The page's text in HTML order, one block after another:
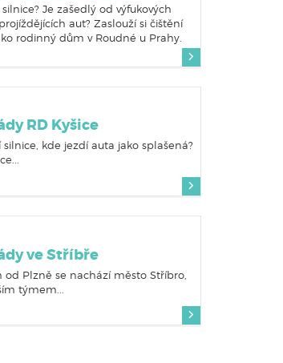
Je zašedlý od výfukových
aut? Zaslouží si čištění
rodinný dům v Roudné u Prahy.
RD Kyšice
kde jezdí auta jako splašená?
ve Stříbře
od Plzně se nachází město Stříbro,
týmem...